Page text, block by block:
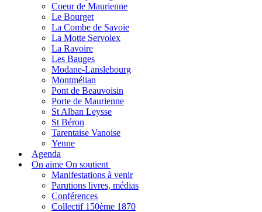
Coeur de Maurienne
Le Bourget
La Combe de Savoie
La Motte Servolex
La Ravoire
Les Bauges
Modane-Lanslebourg
Montmélian
Pont de Beauvoisin
Porte de Maurienne
St Alban Leysse
St Béron
Tarentaise Vanoise
Yenne
Agenda
On aime On soutient
Manifestations à venir
Parutions livres, médias
Conférences
Collectif 150ème 1870